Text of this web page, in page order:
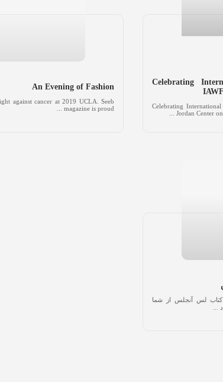
Celebrating
Celebrating
Jordan Center
An Evening of Fashion
against cancer at 2019 UCLA. Seeb
magazine is proud ...
کتاب لس آنجلس از شما
...